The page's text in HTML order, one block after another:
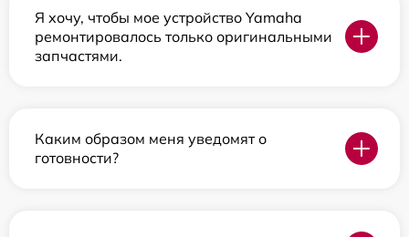
Я хочу, чтобы мое устройство Yamaha
ремонтировалось только оригинальными
запчастями.
Каким образом меня уведомят о
готовности?